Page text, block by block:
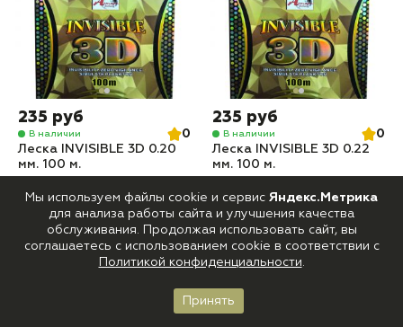
235 руб
В наличии
0
Леска INVISIBLE 3D 0.20
мм. 100 м.
Купить
235 руб
В наличии
0
Леска INVISIBLE 3D 0.22
мм. 100 м.
Купить
Корзина
Мы используем файлы cookie и сервис Яндекс.Метрика
для анализа работы сайта и улучшения качества
обслуживания. Продолжая использовать сайт, вы
соглашаетесь с использованием cookie в соответствии с
Политикой конфиденциальности.
Принять